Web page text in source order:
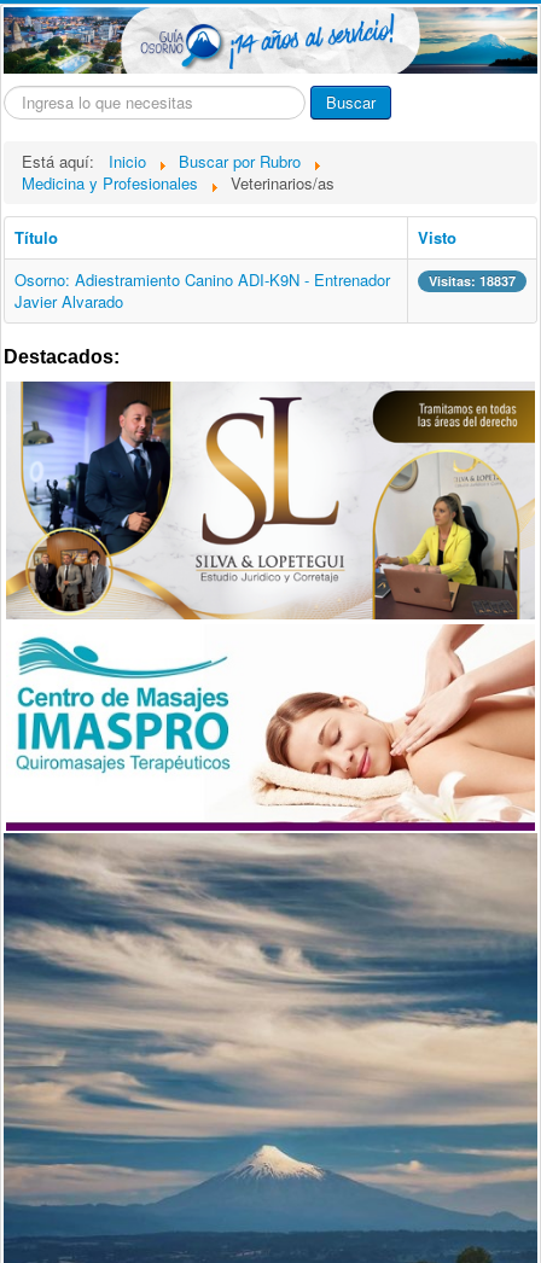
Buscar... Buscar
Está aquí: Inicio
Buscar por Rubro
Medicina y Profesionales
Veterinarios/as
Título
Visto
Osorno: Adiestramiento Canino ADI-K9N - Entrenador
Javier Alvarado
Visitas: 18837
Destacados: